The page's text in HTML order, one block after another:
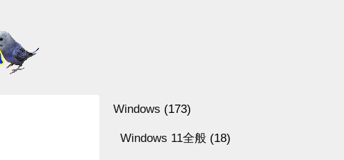
Windows (173)
Windows 11全般 (18)